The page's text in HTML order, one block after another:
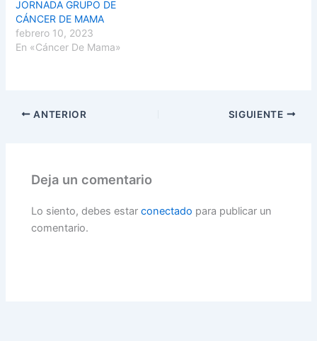
JORNADA GRUPO DE
CÁNCER DE MAMA
febrero 10, 2023
En «Cáncer De Mama»
ANTERIOR SIGUIENTE
Deja un comentario
Lo siento, debes estarconectado para publicar un
comentario.